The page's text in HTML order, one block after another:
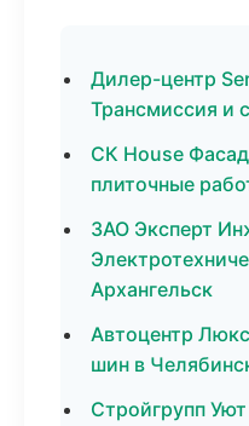
Дилер-центр
Трансмиссия и
СК House
плиточные
ЗАО Эксперт
Архангельск
Автоцентр
шин в
Стройгрупп